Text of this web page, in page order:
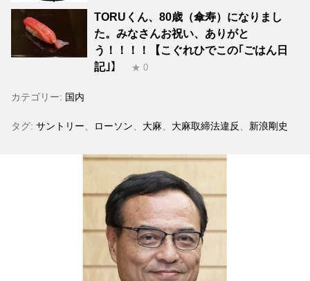
TORUくん、80歳（傘寿）になりまし
た。みなさんお祝い、ありがと
う！！！！【こぐれひでこの｢ごはん日
記｣】
★ 0
カテゴリー: 国内
タグ: サントリー ローソン 大麻 大麻取締法違反 新浪剛史